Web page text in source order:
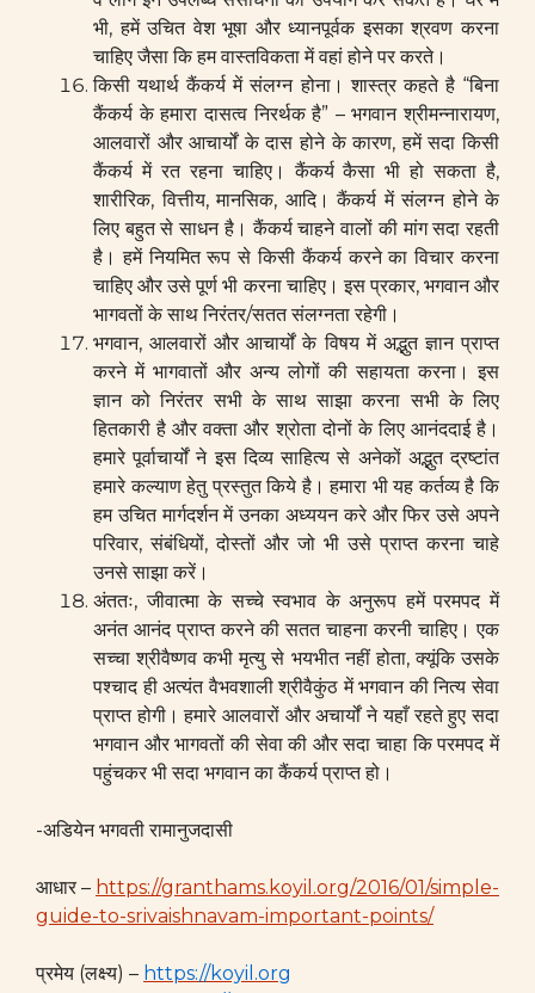
भी, हमें उचित वेश भूषा और ध्यानपूर्वक इसका श्रवण करना
चाहिए जैसा कि हम वास्तविकता में वहां होने पर करते।
किसी यथार्थ कैंकर्य में संलग्न होना। शास्त्र कहते है “बिना
कैंकर्य के हमारा दासत्व निरर्थक है” – भगवान श्रीमन्नारायण,
आलवारों और आचार्यों के दास होने के कारण, हमें सदा किसी
कैंकर्य में रत रहना चाहिए। कैंकर्य कैसा भी हो सकता है,
शारीरिक, वित्तीय, मानसिक, आदि। कैंकर्य में संलग्न होने के
लिए बहुत से साधन है। कैंकर्य चाहने वालों की मांग सदा रहती
है। हमें नियमित रूप से किसी कैंकर्य करने का विचार करना
चाहिए और उसे पूर्ण भी करना चाहिए। इस प्रकार, भगवान और
भागवतों के साथ निरंतर/सतत संलग्नता रहेगी।
भगवान, आलवारों और आचार्यों के विषय में अद्भुत ज्ञान प्राप्त
करने में भागवातों और अन्य लोगों की सहायता करना। इस
ज्ञान को निरंतर सभी के साथ साझा करना सभी के लिए
हितकारी है और वक्ता और श्रोता दोनों के लिए आनंददाई है।
हमारे पूर्वाचार्यों ने इस दिव्य साहित्य से अनेकों अद्भुत द्रष्टांत
हमारे कल्याण हेतु प्रस्तुत किये है। हमारा भी यह कर्तव्य है कि
हम उचित मार्गदर्शन में उनका अध्ययन करे और फिर उसे अपने
परिवार, संबंधियों, दोस्तों और जो भी उसे प्राप्त करना चाहे
उनसे साझा करें।
अंततः, जीवात्मा के सच्चे स्वभाव के अनुरूप हमें परमपद में
अनंत आनंद प्राप्त करने की सतत चाहना करनी चाहिए। एक
सच्चा श्रीवैष्णव कभी मृत्यु से भयभीत नहीं होता, क्यूंकि उसके
पश्चाद ही अत्यंत वैभवशाली श्रीवैकुंठ में भगवान की नित्य सेवा
प्राप्त होगी। हमारे आलवारों और अचार्यों ने यहाँ रहते हुए सदा
भगवान और भागवतों की सेवा की और सदा चाहा कि परमपद में
पहुंचकर भी सदा भगवान का कैंकर्य प्राप्त हो।
-अडियेन भगवती रामानुजदासी
आधार – https://granthams.koyil.org/2016/01/simple-
guide-to-srivaishnavam-important-points/
प्रमेय (लक्ष्य) – https://koyil.org